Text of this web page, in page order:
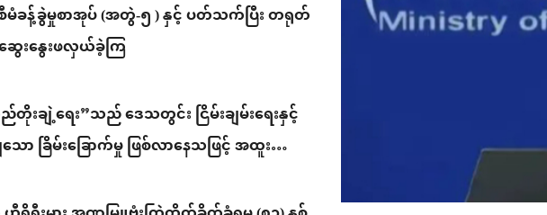
မံခန့်ခွဲမှုစာအုပ် (အတွဲ-၅ ) နှင့် ပတ်သက်ပြီး တရုတ်
ဆွေးနွေးဖလှယ်ခဲ့ကြ
းချဲ့ရေး”သည် ဒေသတွင်း ငြိမ်းချမ်းရေးနှင့်
ခြိမ်းခြောက်မှု ဖြစ်လာနေသဖြင့် အထူး